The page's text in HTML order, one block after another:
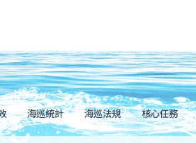
海巡統計 海巡法規 核心任務